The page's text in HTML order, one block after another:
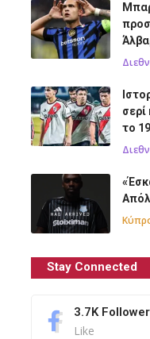
το
Stay Connected
3.7K
Like